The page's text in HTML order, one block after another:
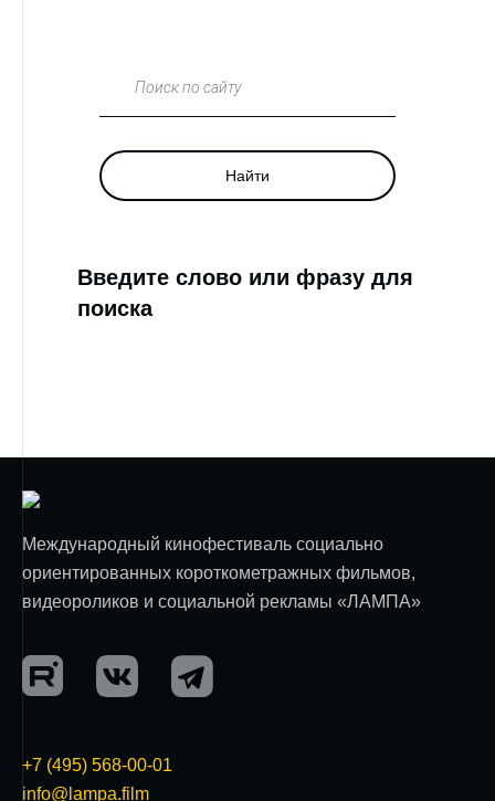
Поиск по сайту
Найти
Введите слово или фразу для
поиска
Международный кинофестиваль социально
ориентированных короткометражных фильмов,
видеороликов и социальной рекламы «ЛАМПА»
+7 (495) 568-00-01
info@lampa.film